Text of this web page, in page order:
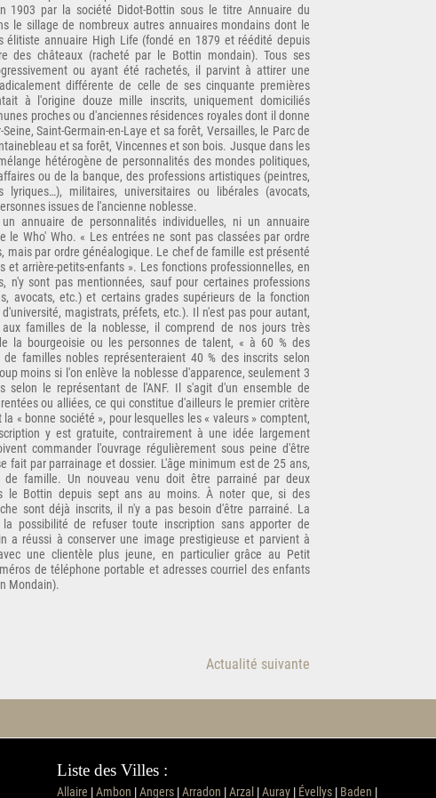
1903 par la société Didot-Bottin sous le titre Annuaire du
le sillage de nombreux autres annuaires mondains dont le
élitiste annuaire High Life (fondé en 1879 et réédité depuis
des châteaux (racheté par le Bottin mondain). Tous ses
ou ayant été rachetés, il parvint à attirer une
différente de celle de ses cinquante premières
à l'origine douze mille inscrits, uniquement domiciliés
proches ou d'anciennes résidences royales dont il donne
Saint-Germain-en-Laye et sa forêt, Versailles, le Parc de
et sa forêt, Vincennes et son bois. Jusque dans les
hétérogène de personnalités des mondes politiques,
ou de la banque, des professions artistiques (peintres,
lyriques…), militaires, universitaires ou libérales (avocats,
issues de l'ancienne noblesse.
annuaire de personnalités individuelles, ni un annuaire
le Who' Who. « Les entrées ne sont pas classées par ordre
mais par ordre généalogique. Le chef de famille est présenté
et arrière-petits-enfants ». Les fonctions professionnelles, en
n'y sont pas mentionnées, sauf pour certaines professions
avocats, etc.) et certains grades supérieurs de la fonction
magistrats, préfets, etc.). Il n'est pas pour autant,
familles de la noblesse, il comprend de nos jours très
la bourgeoisie ou les personnes de talent, « à 60 % des
familles nobles représenteraient 40 % des inscrits selon
moins si l'on enlève la noblesse d'apparence, seulement 3
selon le représentant de l'ANF. Il s'agit d'un ensemble de
ou alliées, ce qui constitue d'ailleurs le premier critère
« bonne société », pour lesquelles les « valeurs » comptent,
y est gratuite, contrairement à une idée largement
commander l'ouvrage régulièrement sous peine d'être
fait par parrainage et dossier. L'âge minimum est de 25 ans,
famille. Un nouveau venu doit être parrainé par deux
le Bottin depuis sept ans au moins. À noter que, si des
sont déjà inscrits, il n'y a pas besoin d'être parrainé. La
possibilité de refuser toute inscription sans apporter de
a réussi à conserver une image prestigieuse et parvient à
une clientèle plus jeune, en particulier grâce au Petit
de téléphone portable et adresses courriel des enfants
Mondain).
Actualité suivante
Liste des Villes :
Allaire |Ambon |Angers|Arradon |Arzal |Auray| Évellys| Baden |